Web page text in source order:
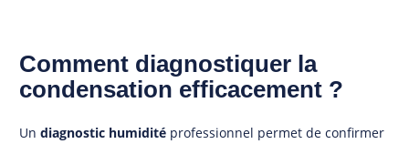
Comment diagnostiquer la
condensation efficacement ?
Un diagnostic humidité professionnel permet de confirmer